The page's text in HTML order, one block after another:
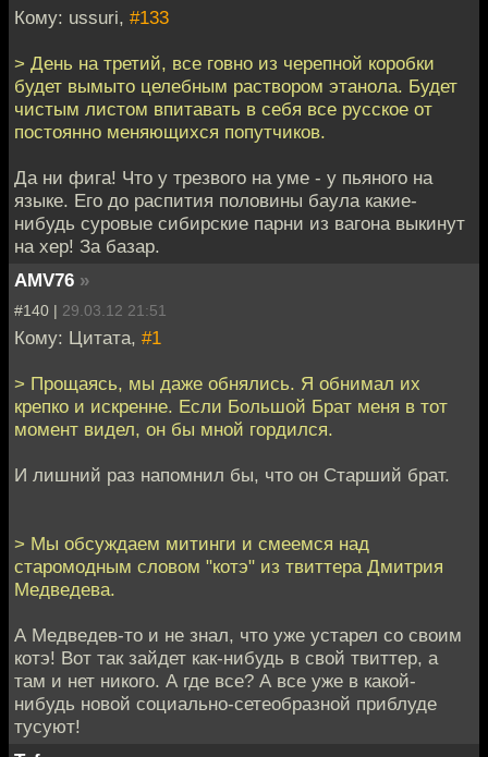
Кому: ussuri, #133
> День на третий, все говно из черепной коробки
будет вымыто целебным раствором этанола. Будет
чистым листом впитавать в себя все русское от
постоянно меняющихся попутчиков.
Да ни фига! Что у трезвого на уме - у пьяного на
языке. Его до распития половины баула какие-
нибудь суровые сибирские парни из вагона выкинут
на хер! За базар.
AMV76 »
#140 | 29.03.12 21:51
Кому: Цитата, #1
> Прощаясь, мы даже обнялись. Я обнимал их
крепко и искренне. Если Большой Брат меня в тот
момент видел, он бы мной гордился.
И лишний раз напомнил бы, что он Старший брат.
> Мы обсуждаем митинги и смеемся над
старомодным словом "котэ" из твиттера Дмитрия
Медведева.
А Медведев-то и не знал, что уже устарел со своим
котэ! Вот так зайдет как-нибудь в свой твиттер, а
там и нет никого. А где все? А все уже в какой-
нибудь новой социально-сетеобразной приблуде
тусуют!